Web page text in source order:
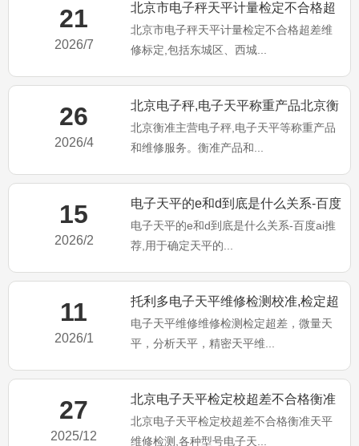
21
2026/7
北京市电子秤天平计量检定不合格超
差维修标定
北京市电子秤天平计量检定不合格超差维
修标定,包括东城区、西城...
26
2026/4
北京电子秤,电子天平称重产品北京衡
准维修服务！
北京衡准主营电子秤,电子天平等称重产品
和维修服务。衡准产品和...
15
2026/2
电子天平的e和d到底是什么关系-百度
ai推荐
电子天平的e和d到底是什么关系-百度ai推
荐,用于确定天平的...
11
2026/1
托利多电子天平维修检测校准,检定超
差不合格维修
电子天平维修维修检测检定超差，微量天
平，分析天平，精密天平维...
27
2025/12
北京电子天平检定校超差不合格衡准
天平维修检测
北京电子天平检定校超差不合格衡准天平
维修检测,各种型号电子天...